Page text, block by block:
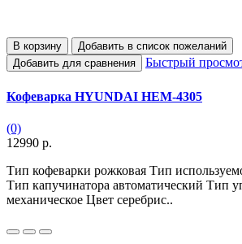
В корзину
Добавить в список пожеланий
Добавить для сравнения
Быстрый
Кофеварка HYUNDAI HEM-4305
(0)
12990 р.
Тип кофеварки рожковая Тип
Тип капучинатора автоматический Тип
механическое Цвет серебрис..